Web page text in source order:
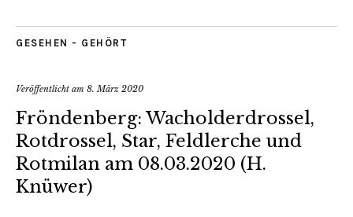
GESEHEN - GEHÖRT
Veröffentlicht am 8. März 2020
Fröndenberg: Wacholderdrossel,
Rotdrossel, Star, Feldlerche und
Rotmilan am 08.03.2020 (H.
Knüwer)